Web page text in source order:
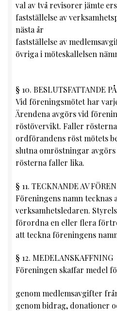
val av två revisorer jämte
fastställelse av
nästa år
fastställelse av
övriga i möteskallelsen
§ 10. BESLUTSFATTANDE
Vid föreningsmötet har
Ärendena avgörs vid
röstövervikt. Faller
ordförandens röst mötets
slutna omröstningar
rösterna faller lika.
§ 11. TECKNANDE AV
Föreningens namn
verksamhetsledaren.
förordna en eller flera
att teckna föreningens
§ 12. MEDELANSKAFFNING
Föreningen skaffar medel
genom medlemsavgifter
genom bidrag, donationer